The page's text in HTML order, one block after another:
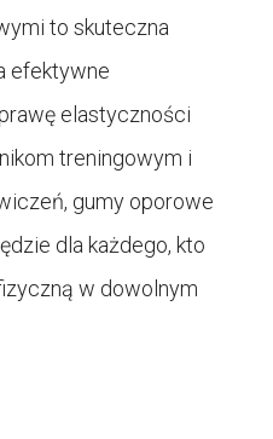
to skuteczna
efektywne
elastyczności
treningowym i
gumy oporowe
dla każdego, kto
w dowolnym